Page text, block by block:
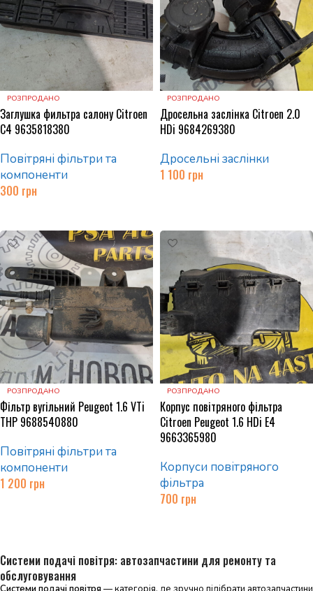
РОЗПРОДАНО
Заглушка фильтра салону Citroen
C4 9635818380
Повітряні фільтри та
компоненти
300 грн
РОЗПРОДАНО
Дросельна заслінка Citroen 2.0
HDi 9684269380
Дросельні заслінки
1 100 грн
РОЗПРОДАНО
Фільтр вугільний Peugeot 1.6 VTi
THP 9688540880
Повітряні фільтри та
компоненти
1 200 грн
РОЗПРОДАНО
Корпус повітряного фільтра
Citroen Peugeot 1.6 HDi E4
9663365980
Корпуси повітряного
фільтра
700 грн
Системи подачі повітря: автозапчастини для ремонту та
обслуговування